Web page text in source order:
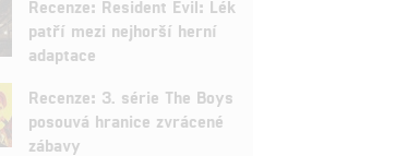
Recenze: Resident Evil: Lék
patří mezi nejhorší herní
adaptace
Recenze: 3. série The Boys
posouvá hranice zvrácené
zábavy